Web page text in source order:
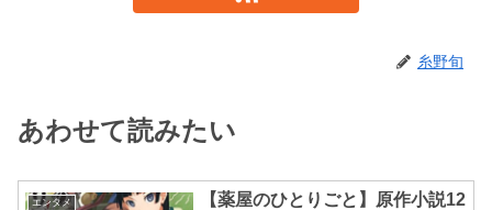
糸野旬
あわせて読みたい
エンタメ
【薬屋のひとりごと】原作小説12